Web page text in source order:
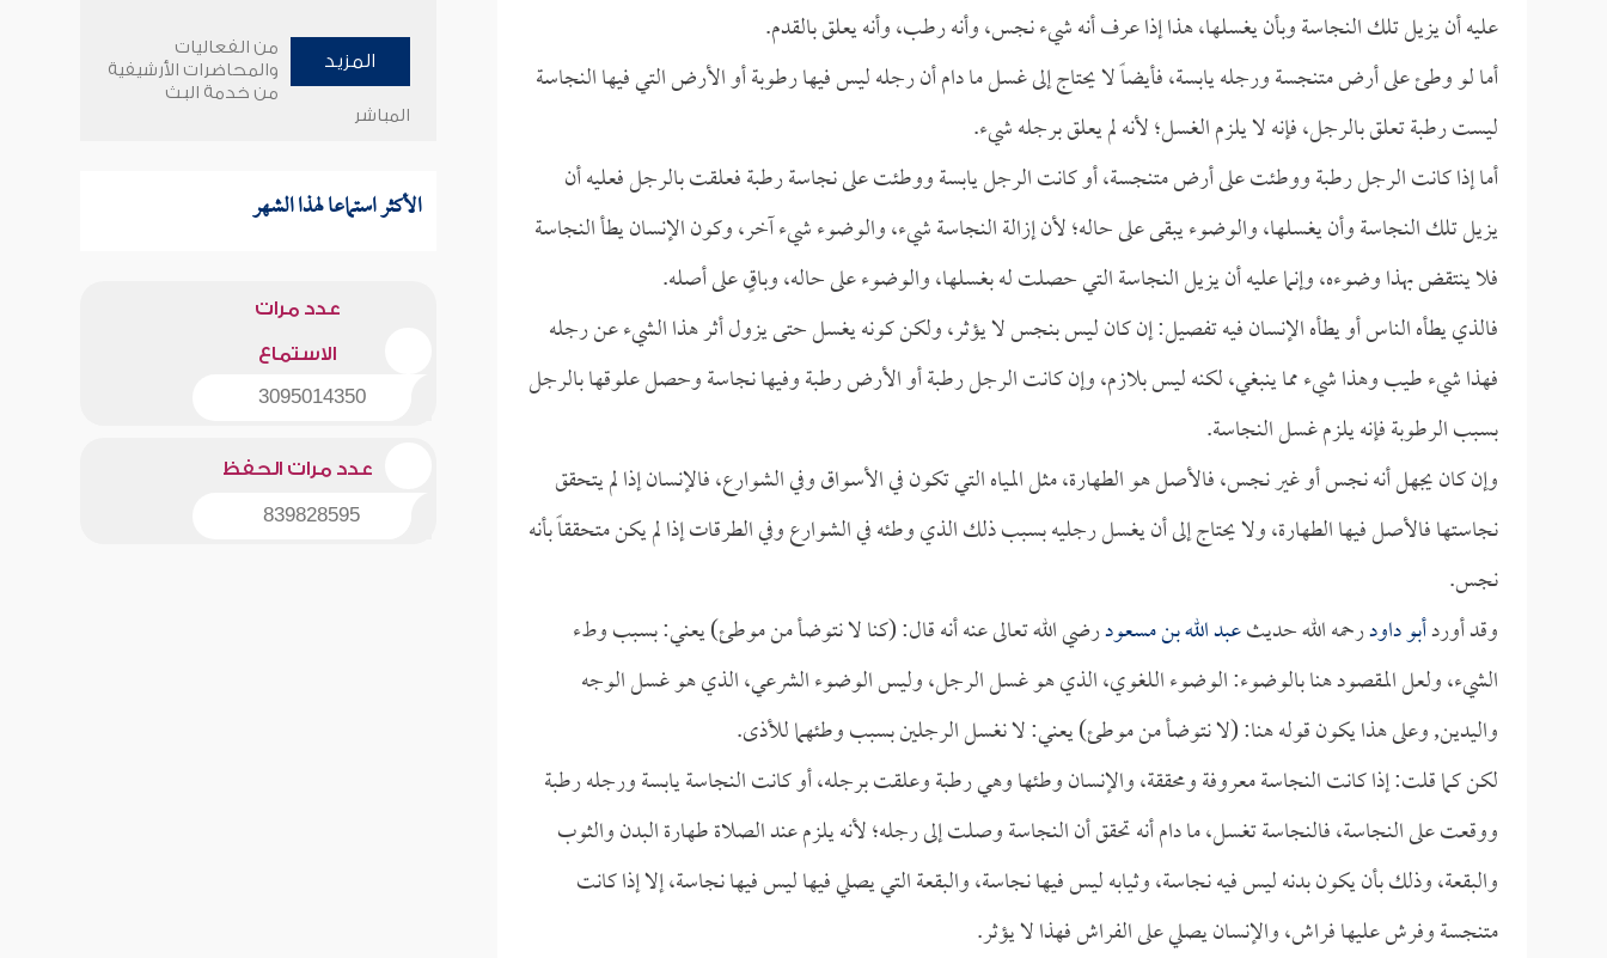
عليه أن يزيل تلك النجاسة وبأن يغسلها، هذا إذا عرف أنه شيء نجس، وأنه رطب، وأنه يعلق بالقدم.
أما لو وطئ على أرض متنجسة ورجله يابسة، فأيضاً لا يحتاج إلى غسل ما دام أن رجله ليس فيها رطوبة أو الأرض التي فيها النجاسة
ليست رطبة تعلق بالرجل، فإنه لا يلزم الغسل؛ لأنه لم يعلق برجله شيء.
أما إذا كانت الرجل رطبة ووطئت على أرض متنجسة، أو كانت الرجل يابسة ووطئت على نجاسة رطبة فعلقت بالرجل فعليه أن
يزيل تلك النجاسة وأن يغسلها، والوضوء يبقى على حاله؛ لأن إزالة النجاسة شيء، والوضوء شيء آخر، وكون الإنسان يطأ النجاسة
فلا ينتقض بهذا وضوءه، وإنما عليه أن يزيل النجاسة التي حصلت له بغسلها، والوضوء على حاله، وباقٍ على أصله.
فالذي يطأه الناس أو يطأه الإنسان فيه تفصيل: إن كان ليس بنجس لا يؤثر، ولكن كونه يغسل حتى يزول أثر هذا الشيء عن رجله
فهذا شيء طيب وهذا شيء مما ينبغي، لكنه ليس بلازم، وإن كانت الرجل رطبة أو الأرض رطبة وفيها نجاسة وحصل علوقها بالرجل
بسبب الرطوبة فإنه يلزم غسل النجاسة.
وإن كان يجهل أنه نجس أو غير نجس، فالأصل هو الطهارة، مثل المياه التي تكون في الأسواق وفي الشوارع، فالإنسان إذا لم يتحقق
نجاستها فالأصل فيها الطهارة، ولا يحتاج إلى أن يغسل رجليه بسبب ذلك الذي وطئه في الشوارع وفي الطرقات إذا لم يكن متحققاً بأنه
نجس.
وقد أوردأبو داودرحمه الله حديثعبد الله بن مسعودرضي الله تعالى عنه أنه قال: (كنا لا نتوضأ من موطئ) يعني: بسبب وطء
الشيء، ولعل المقصود هنا بالوضوء: الوضوء اللغوي، الذي هو غسل الرجل، وليس الوضوء الشرعي، الذي هو غسل الوجه
واليدين, وعلى هذا يكون قوله هنا: (لا نتوضأ من موطئ) يعني: لا نغسل الرجلين بسبب وطئهما للأذى.
لكن كما قلت: إذا كانت النجاسة معروفة ومحققة، والإنسان وطئها وهي رطبة وعلقت برجله، أو كانت النجاسة يابسة ورجله رطبة
ووقعت على النجاسة، فالنجاسة تغسل، ما دام أنه تحقق أن النجاسة وصلت إلى رجله؛ لأنه يلزم عند الصلاة طهارة البدن والثوب
والبقعة، وذلك بأن يكون بدنه ليس فيه نجاسة، وثيابه ليس فيها نجاسة، والبقعة التي يصلي فيها ليس فيها نجاسة، إلا إذا كانت
متنجسة وفرش عليها فراش، والإنسان يصلي على الفراش فهذا لا يؤثر.
المزيد
من الفعاليات
والمحاضرات الأرشيفية
من خدمة البث
المباشر
الأكثر استماعا لهذا الشهر
عدد مرات
الاستماع
3095014350
عدد مرات الحفظ
839828595